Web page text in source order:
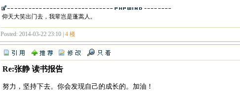
仰天大笑出门去，我辈岂是蓬蒿人。
Posted: 2014-03-22 23:10 | 4 楼
Re:张静 读书报告
努力，坚持下去。你会发现自己的成长的。加油！